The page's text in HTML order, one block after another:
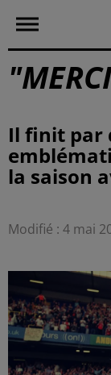
Il finit par
la saison
Modifié : 4 mai